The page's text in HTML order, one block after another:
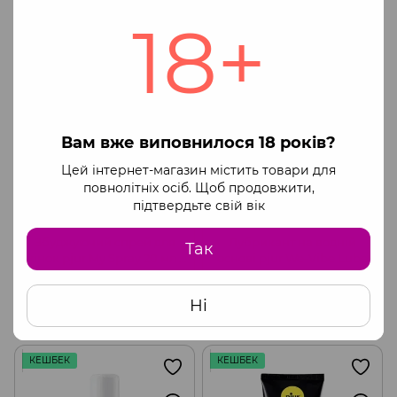
18+
Вам вже виповнилося 18 років?
Цей інтернет-магазин містить товари для
повнолітніх осіб. Щоб продовжити,
підтвердьте свій вік
Так
Ні
жінок pjur My Spray 20 мл з
екстрактом алое, ефект
поколювання
100 мл із дозатором
КЕШБЕК КЕШБЕК